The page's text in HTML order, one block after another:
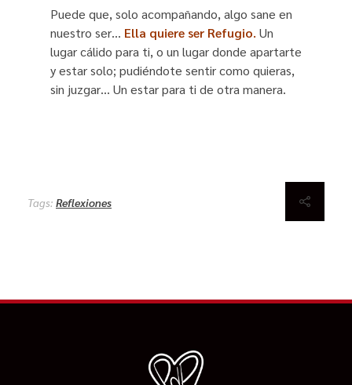
Puede que, solo acompañando, algo sane en
nuestro ser… Ella quiere ser Refugio. Un
lugar cálido para ti, o un lugar donde apartarte
y estar solo; pudiéndote sentir como quieras,
sin juzgar… Un estar para ti de otra manera.
Tags: Reflexiones